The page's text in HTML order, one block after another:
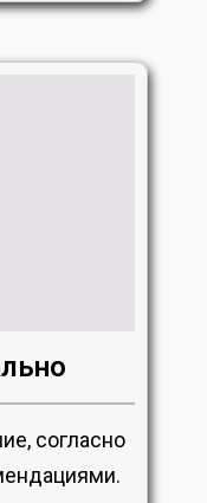
согласно